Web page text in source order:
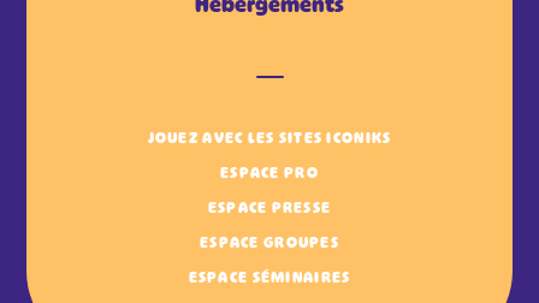
JOUEZ AVEC LES SITES ICONIKS
ESPACE PRO
ESPACE PRESSE
ESPACE GROUPES
ESPACE SÉMINAIRES